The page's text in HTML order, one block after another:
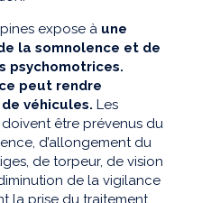
expose à une
la somnolence et de
psychomotrices.
peut rendre
véhicules. Les
être prévenus du
d’allongement du
de torpeur, de vision
de la vigilance
la prise du traitement.